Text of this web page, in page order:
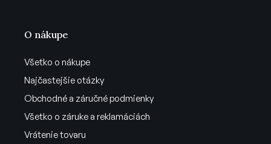
O nákupe
Všetko o nákupe
Najčastejšie otázky
Obchodné a záručné podmienky
Všetko o záruke a reklamáciách
Vrátenie tovaru